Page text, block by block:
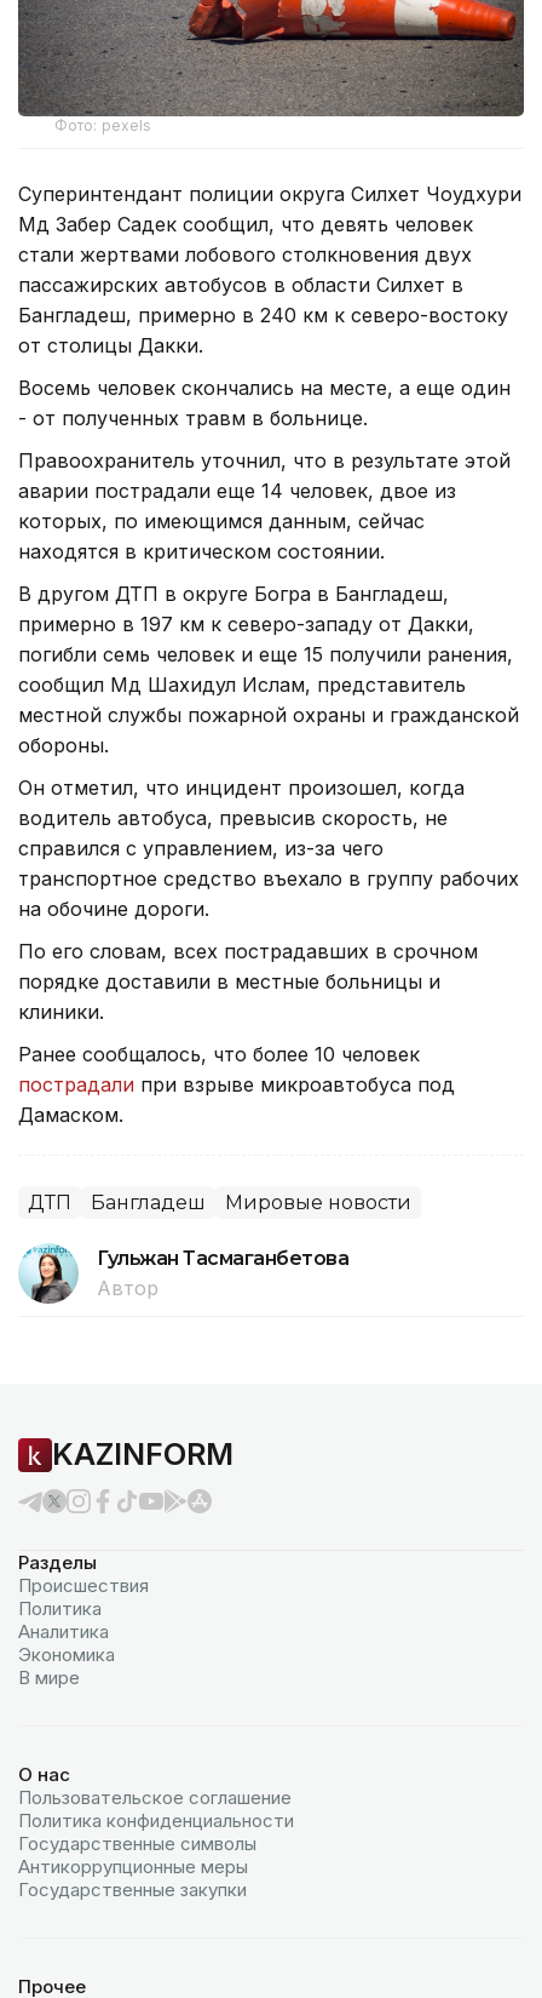
Фото: pexels
Суперинтендант полиции округа Силхет Чоудхури
Мд Забер Садек сообщил, что девять человек
стали жертвами лобового столкновения двух
пассажирских автобусов в области Силхет в
Бангладеш, примерно в 240 км к северо-востоку
от столицы Дакки.
Восемь человек скончались на месте, а еще один
- от полученных травм в больнице.
Правоохранитель уточнил, что в результате этой
аварии пострадали еще 14 человек, двое из
которых, по имеющимся данным, сейчас
находятся в критическом состоянии.
В другом ДТП в округе Богра в Бангладеш,
примерно в 197 км к северо-западу от Дакки,
погибли семь человек и еще 15 получили ранения,
сообщил Мд Шахидул Ислам, представитель
местной службы пожарной охраны и гражданской
обороны.
Он отметил, что инцидент произошел, когда
водитель автобуса, превысив скорость, не
справился с управлением, из-за чего
транспортное средство въехало в группу рабочих
на обочине дороги.
По его словам, всех пострадавших в срочном
порядке доставили в местные больницы и
клиники.
Ранее сообщалось, что более 10 человек
пострадали при взрыве микроавтобуса под
Дамаском.
ДТП Бангладеш Мировые новости
Гульжан Тасмаганбетова
Автор
KAZINFORM
Разделы
Происшествия
Политика
Аналитика
Экономика
В мире
О нас
Пользовательское соглашение
Политика конфиденциальности
Государственные символы
Антикоррупционные меры
Государственные закупки
Прочее